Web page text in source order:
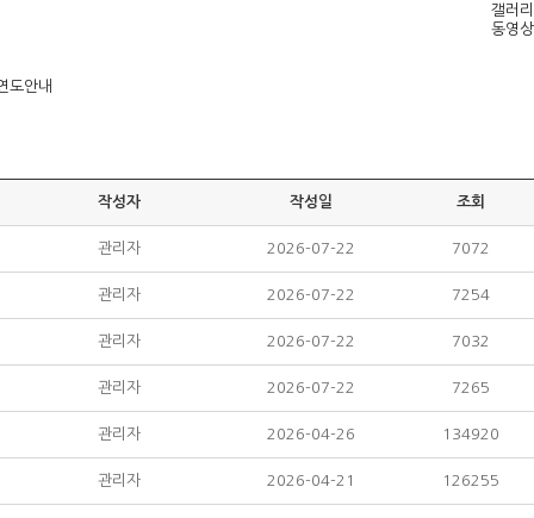
갤러리
동영상
도안내
작성자 작성일 조회
관리자 2026-07-22 7072
관리자 2026-07-22 7254
관리자 2026-07-22 7032
관리자 2026-07-22 7265
관리자 2026-04-26 134920
관리자 2026-04-21 126255